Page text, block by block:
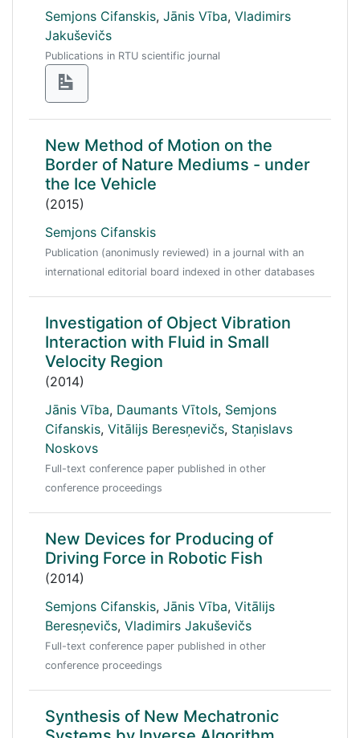
Semjons Cifanskis, Jānis Vība, Vladimirs
Jakuševičs
Publications in RTU scientific journal
New Method of Motion on the
Border of Nature Mediums - under
the Ice Vehicle
(2015)
Semjons Cifanskis
Publication (anonimusly reviewed) in a journal with an
international editorial board indexed in other databases
Investigation of Object Vibration
Interaction with Fluid in Small
Velocity Region
(2014)
Jānis Vība, Daumants Vītols, Semjons
Cifanskis, Vitālijs Beresņevičs, Staņislavs
Noskovs
Full-text conference paper published in other
conference proceedings
New Devices for Producing of
Driving Force in Robotic Fish
(2014)
Semjons Cifanskis, Jānis Vība, Vitālijs
Beresņevičs, Vladimirs Jakuševičs
Full-text conference paper published in other
conference proceedings
Synthesis of New Mechatronic